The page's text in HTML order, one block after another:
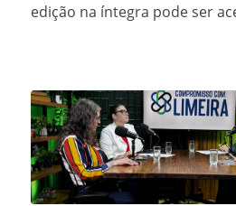
edição na íntegra pode ser